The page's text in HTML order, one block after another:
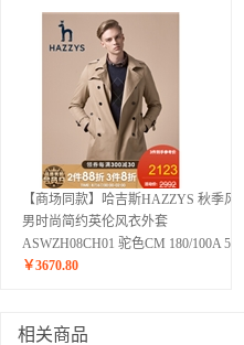
【商场同款】哈吉斯HAZZYS 秋季风衣
男时尚简约英伦风衣外套
ASWZH08CH01 驼色CM 180/100A 50
￥3670.80
相关商品